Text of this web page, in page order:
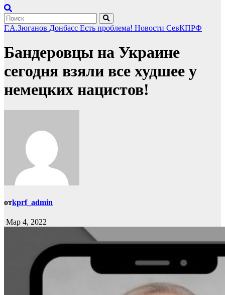
Г.А.Зюганов Донбасс Есть проблема! Новости СевКПРФ
Бандеровцы на Украине
сегодня взяли все худшее у
немецких нацистов!
отkprf_admin
Мар 4, 2022